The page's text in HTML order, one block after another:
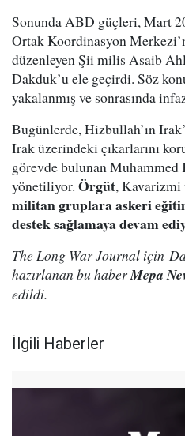
Sonunda ABD güçleri, Mart
Ortak Koordinasyon
düzenleyen Şii milis Asaib
Dakduk’u ele geçirdi. Söz
yakalanmış ve sonrasında
Bugünlerde, Hizbullah’ın
Irak üzerindeki çıkarlarını
görevde bulunan Muhammed
yönetiliyor. Örgüt, Kavarizmi
militan gruplara askeri
destek sağlamaya devam
The Long War Journal için
hazırlanan bu haberMepa
edildi.
İlgili Haberler